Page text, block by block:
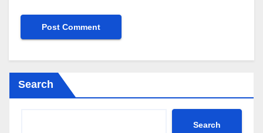
Search
Search